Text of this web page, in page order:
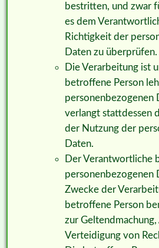
bestritten, und zwar
es dem
Richtigkeit der
Daten zu überprüfen.
Die Verarbeitung ist
betroffene Person
personenbezogenen
verlangt stattdessen
der Nutzung der
Daten.
Der Verantwortliche
personenbezogenen
Zwecke der
betroffene Person
zur
Verteidigung von